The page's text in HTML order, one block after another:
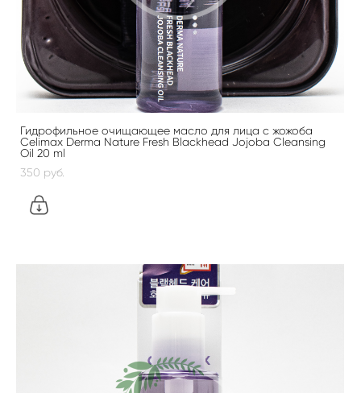
Гидрофильное очищающее масло для лица с жожоба
Celimax Derma Nature Fresh Blackhead Jojoba Cleansing
Oil 20 ml
350 pуб.